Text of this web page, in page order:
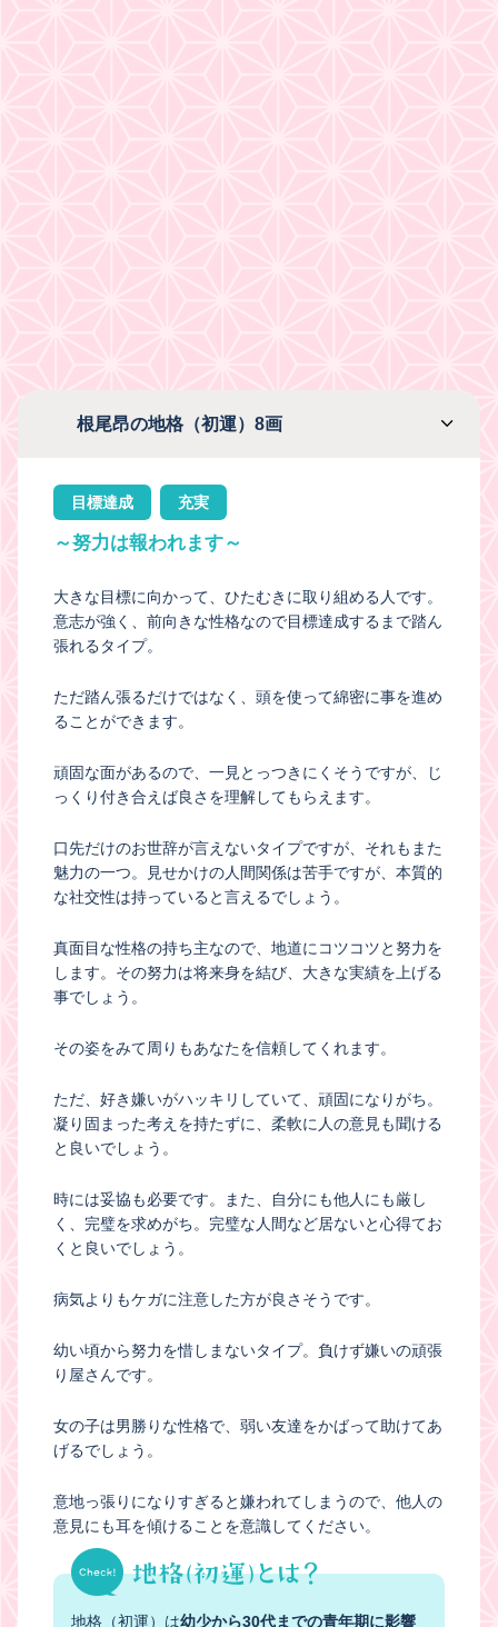
根尾昂の地格（初運）8画
目標達成 充実
～努力は報われます～
大きな目標に向かって、ひたむきに取り組める人です。
意志が強く、前向きな性格なので目標達成するまで踏ん
張れるタイプ。
ただ踏ん張るだけではなく、頭を使って綿密に事を進め
ることができます。
頑固な面があるので、一見とっつきにくそうですが、じ
っくり付き合えば良さを理解してもらえます。
口先だけのお世辞が言えないタイプですが、それもまた
魅力の一つ。見せかけの人間関係は苦手ですが、本質的
な社交性は持っていると言えるでしょう。
真面目な性格の持ち主なので、地道にコツコツと努力を
します。その努力は将来身を結び、大きな実績を上げる
事でしょう。
その姿をみて周りもあなたを信頼してくれます。
ただ、好き嫌いがハッキリしていて、頑固になりがち。
凝り固まった考えを持たずに、柔軟に人の意見も聞ける
と良いでしょう。
時には妥協も必要です。また、自分にも他人にも厳し
く、完璧を求めがち。完璧な人間など居ないと心得てお
くと良いでしょう。
病気よりもケガに注意した方が良さそうです。
幼い頃から努力を惜しまないタイプ。負けず嫌いの頑張
り屋さんです。
女の子は男勝りな性格で、弱い友達をかばって助けてあ
げるでしょう。
意地っ張りになりすぎると嫌われてしまうので、他人の
意見にも耳を傾けることを意識してください。
地格（初運）は幼少から30代までの青年期に影響